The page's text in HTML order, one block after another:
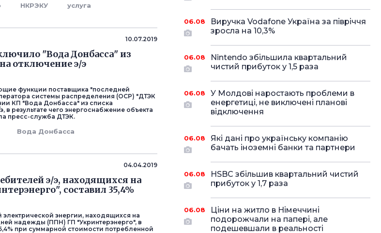
НКРЭКУ услуга
10.07.2019
"Вода Донбасса" из
отключение э/э
функции поставщика "последней
системы распределения (ОСР) "ДТЭК
КП "Вода Донбасса" из списка
в результате чего энергоснабжение объекта
пресс-служба ДТЭК.
Вода Донбасса
04.04.2019
э/э, находящихся на
составил 35,4%
электрической энергии, находящихся на
надежды (ППН) ГП "Укринтерэнерго", в
при суммарной стоимости потребленной
06.08
Виручка Vodafone Україна за півріччя
зросла на 10,3%
06.08
Nintendo збільшила квартальний
чистий прибуток у 1,5 раза
06.08
У Молдові наростають проблеми в
енергетиці, не виключені планові
відключення
06.08
Які дані про українську компанію
бачать іноземні банки та партнери
06.08
HSBC збільшив квартальний чистий
прибуток у 1,7 раза
06.08
Ціни на житло в Німеччині
подорожчали на папері, але
подешевшали в реальності